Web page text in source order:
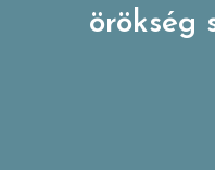
örökség